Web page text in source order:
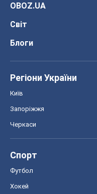
OBOZ.UA
Світ
Блоги
Регіони України
Київ
Запоріжжя
Черкаси
Спорт
Футбол
Хокей